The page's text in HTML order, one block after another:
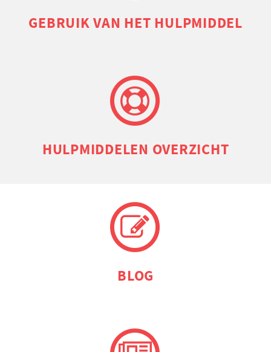
GEBRUIK VAN HET HULPMIDDEL
HULP­MIDDELEN OVERZICHT
BLOG